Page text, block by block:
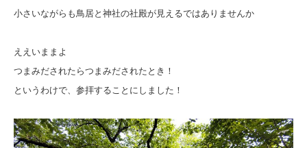
小さいながらも鳥居と神社の社殿が見えるではありませんか
ええいままよ
つまみだされたらつまみだされたとき！
というわけで、参拝することにしました！